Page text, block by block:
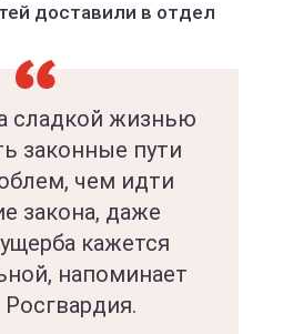
доставили в отдел
сладкой жизнью
законные пути
чем идти
закона, даже
кажется
напоминает